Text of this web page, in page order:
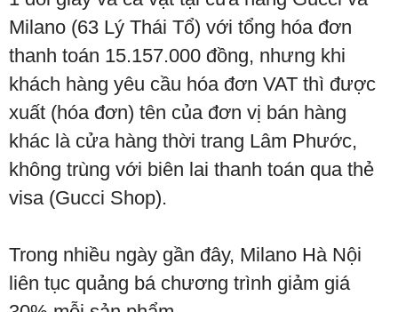
Milano (63 Lý Thái Tổ) với tổng hóa đơn
thanh toán 15.157.000 đồng, nhưng khi
khách hàng yêu cầu hóa đơn VAT thì được
xuất (hóa đơn) tên của đơn vị bán hàng
khác là cửa hàng thời trang Lâm Phước,
không trùng với biên lai thanh toán qua thẻ
visa (Gucci Shop).
Trong nhiều ngày gần đây, Milano Hà Nội
liên tục quảng bá chương trình giảm giá